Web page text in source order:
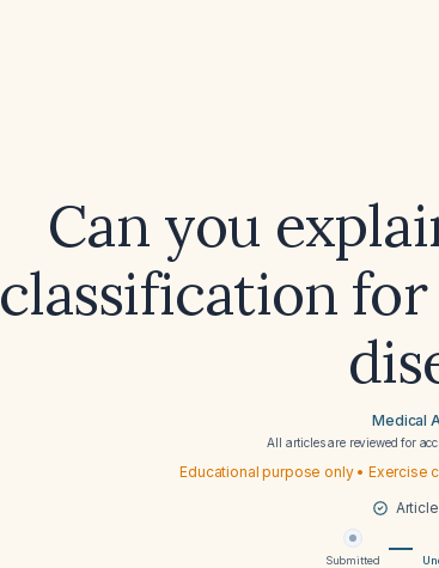
Can you
classification
Medical
All articles are reviewed for
Educational purpose only • Exercise
Submitted